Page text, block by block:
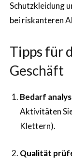
Schutzkleidung
bei riskanteren
Tipps für
Geschäft
Bedarf
Aktivitäten
Klettern).
Qualität